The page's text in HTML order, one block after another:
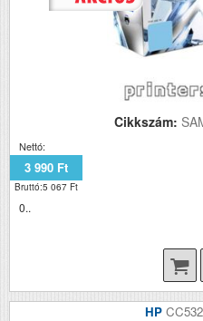
Cikkszám:
Nettó:
3 990 Ft
Bruttó:5 067 Ft
0..
HP